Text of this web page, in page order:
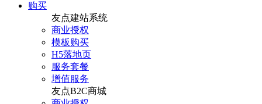
购买
友点建站系统
商业授权
模板购买
H5落地页
服务套餐
增值服务
友点B2C商城